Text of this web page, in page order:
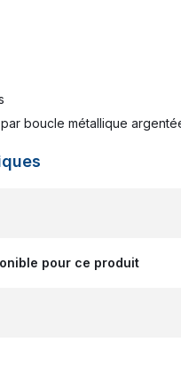
boucle métallique
pour ce produit